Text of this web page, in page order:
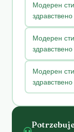
Модерен
Модерен
Модерен